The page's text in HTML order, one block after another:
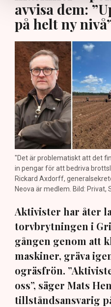
avvisa dem:
på helt ny
"Det är problematiskt att det
in pengar för att bedriva
Rickard Axdorff,
Neova är medlem. Bild: Privat,
Aktivister har åter
torvbrytningen i
gången genom att
maskiner, gräva
ogräsfrön.
oss”, säger Mats
tillståndsansvarig